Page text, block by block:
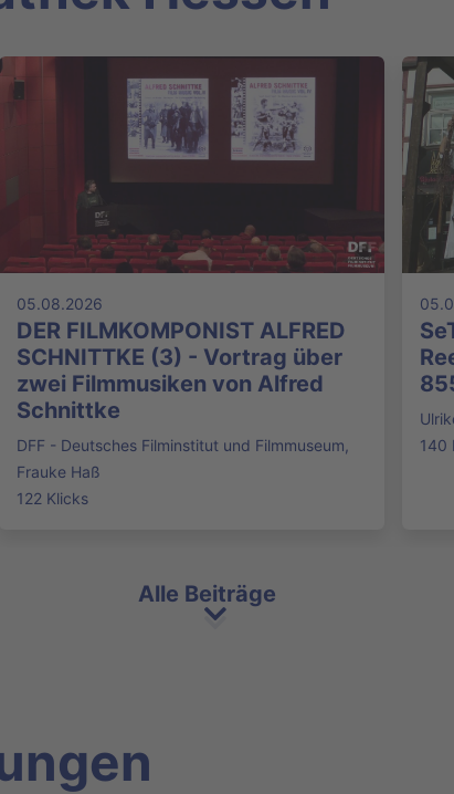
05.08.2026
DER FILMKOMPONIST ALFRED
SCHNITTKE (3) - Vortrag über
zwei Filmmusiken von Alfred
Schnittke
DFF - Deutsches Filminstitut und Filmmuseum,
Frauke Haß
122 Klicks
140
Alle Beiträge